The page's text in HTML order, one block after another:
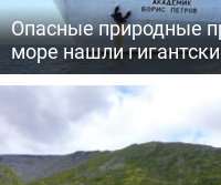
Опасные природные
море нашли